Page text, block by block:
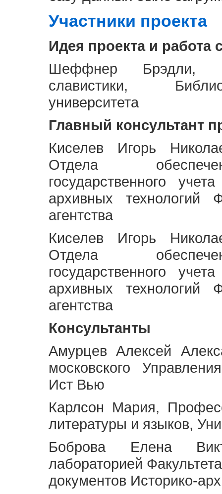
Участники проекта
Идея проекта и работа
Шеффнер Брэдли,
славистики,
университета
Главный консультант
Киселев Игорь
Отдела
государственного
архивных технологий
агентства
Киселев Игорь
Отдела
государственного
архивных технологий
агентства
Консультанты
Амурцев Алексей
московского
Ист Вью
Карлсон Мария,
литературы и языков,
Боброва Елена
лабораторией
документов Историко-